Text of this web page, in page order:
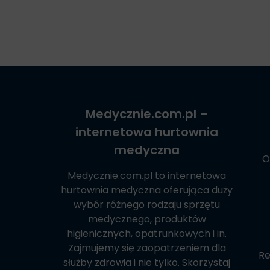
Medycznie.com.pl –
internetowa hurtownia
medyczna
Medycznie.com.pl to internetowa
hurtownia medyczna oferująca duży
wybór różnego rodzaju sprzętu
medycznego, produktów
higienicznych, opatrunkowych i in.
Zajmujemy się zaopatrzeniem dla
służby zdrowia i nie tylko. Skorzystaj